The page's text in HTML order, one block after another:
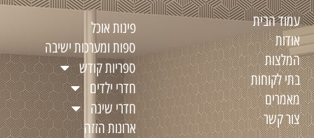
עמוד הבית
אודות
המלצות
בתי לקוחות
מאמרים
צור קשר
פינות אוכל
ספות ומערכות ישיבה
ספריות קודש
חדרי ילדים
חדרי שינה
ארונות הזזה